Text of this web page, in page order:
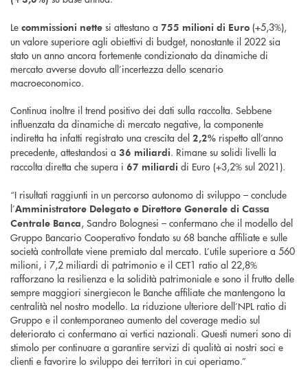
Le commissioni nette si attestano a 755 milioni di Euro (+5,3%),
un valore superiore agli obiettivi di budget, nonostante il 2022 sia
stato un anno ancora fortemente condizionato da dinamiche di
mercato avverse dovuto all’incertezza dello scenario
macroeconomico.
Continua inoltre il trend positivo dei dati sulla raccolta. Sebbene
influenzata da dinamiche di mercato negative, la componente
indiretta ha infatti registrato una crescita del 2,2% rispetto all’anno
precedente, attestandosi a 36 miliardi. Rimane su solidi livelli la
raccolta diretta che supera i 67 miliardi di Euro (+3,2% sul 2021).
“I risultati raggiunti in un percorso autonomo di sviluppo – conclude
l’Amministratore Delegato e Direttore Generale di Cassa
Centrale Banca, Sandro Bolognesi – confermano che il modello del
Gruppo Bancario Cooperativo fondato su 68 banche affiliate e sulle
società controllate viene premiato dal mercato. L’utile superiore a 560
milioni, i 7,2 miliardi di patrimonio e il CET1 ratio al 22,8%
rafforzano la resilienza e la solidità patrimoniale e sono il frutto delle
sempre maggiori sinergiecon le Banche affiliate che mantengono la
centralità nel nostro modello. La riduzione ulteriore dell’NPL ratio di
Gruppo e il contemporaneo aumento del coverage medio sul
deteriorato ci confermano ai vertici nazionali. Questi numeri sono di
stimolo per continuare a garantire servizi di qualità ai nostri soci e
clienti e favorire lo sviluppo dei territori in cui operiamo.”